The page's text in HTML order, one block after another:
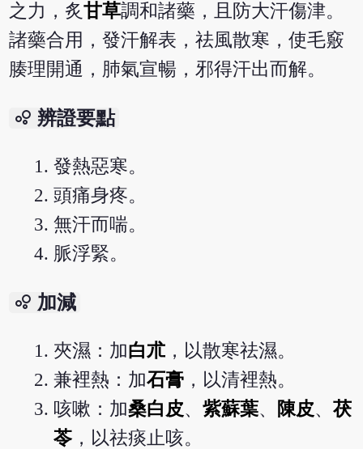
之力，炙甘草調和諸藥，且防大汗傷津。
諸藥合用，發汗解表，祛風散寒，使毛竅
腠理開通，肺氣宣暢，邪得汗出而解。
bubble_chart 辨證要點
發熱惡寒。
頭痛身疼。
無汗而喘。
脈浮緊。
bubble_chart 加減
夾濕：加白朮 ，以散寒祛濕。
兼裡熱：加石膏 ，以清裡熱。
咳嗽：加桑白皮、紫蘇葉、 陳皮、茯
苓 ，以祛痰止咳。